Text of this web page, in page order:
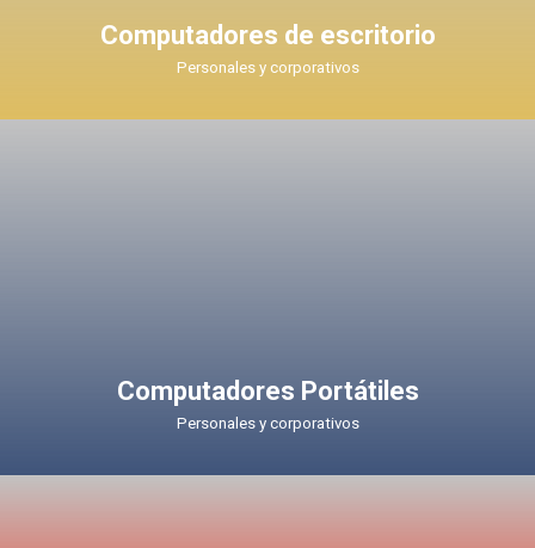
Computadores de escritorio
Personales y corporativos
Computadores Portátiles
Personales y corporativos